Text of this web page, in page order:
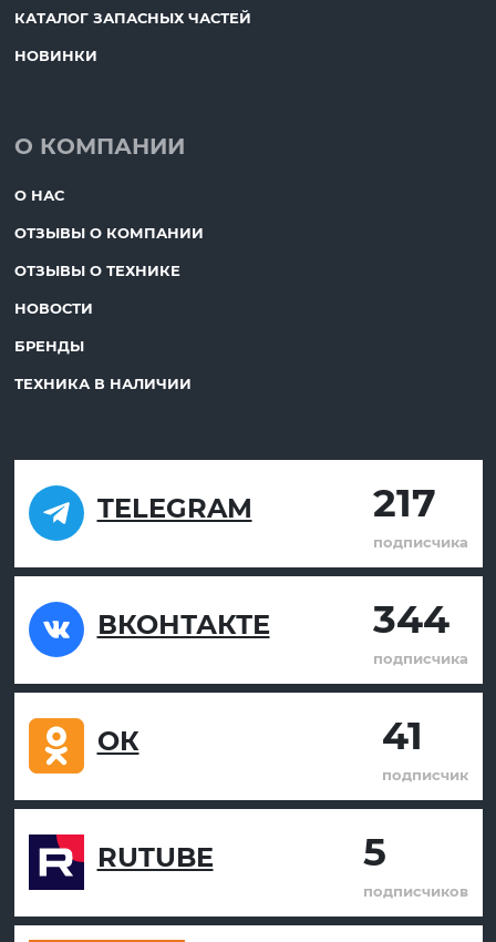
КАТАЛОГ ЗАПАСНЫХ ЧАСТЕЙ
НОВИНКИ
О КОМПАНИИ
О НАС
ОТЗЫВЫ О КОМПАНИИ
ОТЗЫВЫ О ТЕХНИКЕ
НОВОСТИ
БРЕНДЫ
ТЕХНИКА В НАЛИЧИИ
TELEGRAM 217
подписчика
ВКОНТАКТЕ 344
подписчика
ОК 41
подписчик
RUTUBE 5
подписчиков